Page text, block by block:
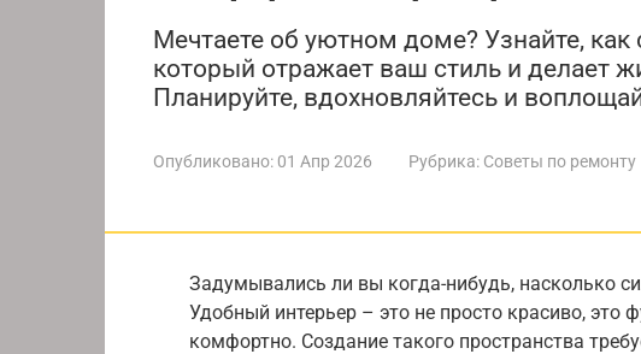
Мечтаете об уютном доме? Узнайте, как
который отражает ваш стиль и делает
Планируйте, вдохновляйтесь и
Опубликовано: 01 Апр 2026 Рубрика: Советы по ремонту
Задумывались ли вы когда-нибудь, насколько
Удобный интерьер – это не просто красиво, это
комфортно. Создание такого пространства